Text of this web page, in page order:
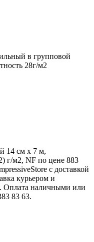
в групповой
28г/м2
14 см х 7 м,
м2, NF по цене 883
с доставкой
курьером и
Оплата наличными или
83 63.